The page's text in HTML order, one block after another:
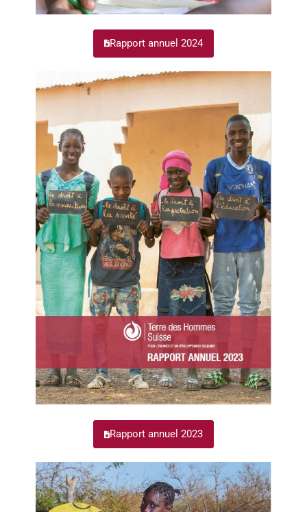
Rapport annuel 2024
Rapport annuel 2023